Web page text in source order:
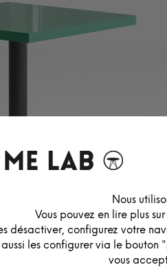
Nous
Vous pouvez en lire plus
désactiver, configurez votre
les configurer via le bouton
vous